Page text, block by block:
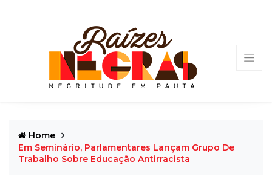
Home
Em Seminário, Parlamentares Lançam Grupo De
Trabalho Sobre Educação Antirracista